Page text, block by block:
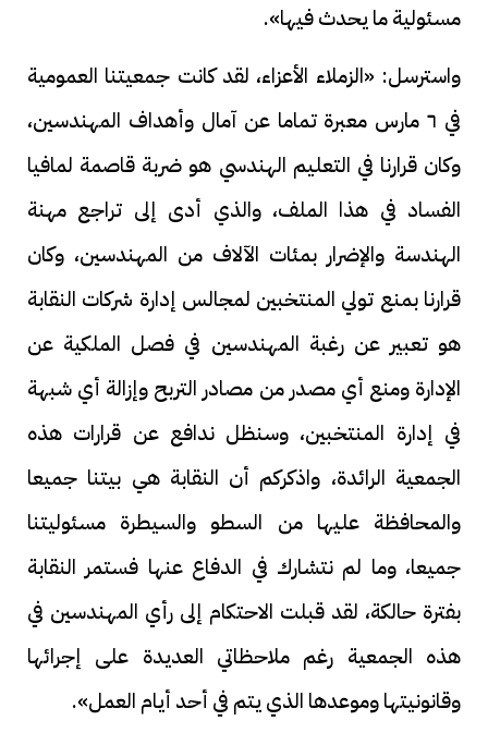
مسئولية ما يحدث فيها».
واسترسل: «الزملاء الأعزاء، لقد كانت جمعيتنا العمومية
في ٦ مارس معبرة تماما عن آمال وأهداف المهندسين،
وكان قرارنا في التعليم الهندسي هو ضربة قاصمة لمافيا
الفساد في هذا الملف، والذي أدى إلى تراجع مهنة
الهندسة والإضرار بمئات الآلاف من المهندسين، وكان
قرارنا بمنع تولي المنتخبين لمجالس إدارة شركات النقابة
هو تعبير عن رغبة المهندسين في فصل الملكية عن
الإدارة ومنع أي مصدر من مصادر التربح وإزالة أي شبهة
في إدارة المنتخبين، وسنظل ندافع عن قرارات هذه
الجمعية الرائدة، واذكركم أن النقابة هي بيتنا جميعا
والمحافظة عليها من السطو والسيطرة مسئوليتنا
جميعا، وما لم نتشارك في الدفاع عنها فستمر النقابة
بفترة حالكة، لقد قبلت الاحتكام إلى رأي المهندسين في
هذه الجمعية رغم ملاحظاتي العديدة على إجرائها
وقانونيتها وموعدها الذي يتم في أحد أيام العمل».